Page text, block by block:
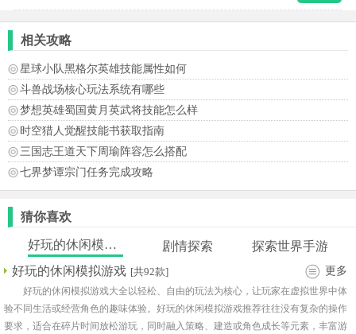
相关攻略
星球小队黑格尔英雄技能属性如何
斗兽战场核心玩法系统有哪些
梦想英雄蜀国黄月英武将技能怎么样
时空猎人觉醒技能书获取指南
三国志王道天下周瑜阵容怎么搭配
七界梦谭宗门任务完成攻略
猜你喜欢
好玩的休闲模拟游戏 剧情探索
探索世界手游
好玩的休闲模拟游戏 [共92款] 更多
好玩的休闲模拟游戏大全以轻松、自由的玩法为核心，让玩家在虚拟世界中体
验不同生活或经营角色的趣味体验。好玩的休闲模拟游戏推荐往往没有复杂的操作
要求，适合在碎片时间放松游玩，同时融入策略、建造或角色成长等元素，丰富游